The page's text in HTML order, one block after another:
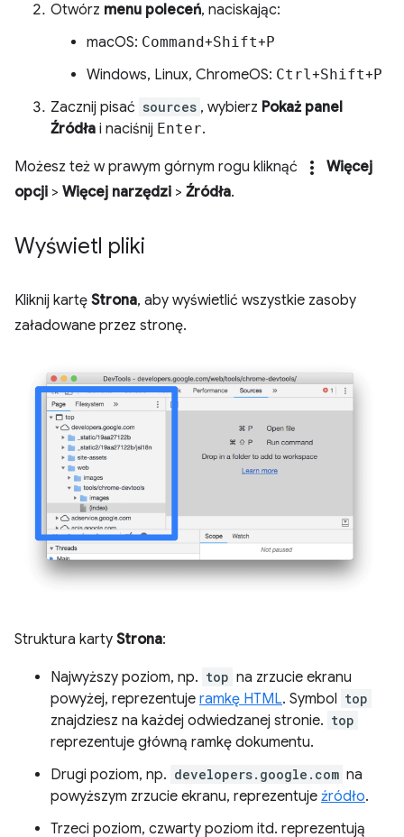
Otwórz menu poleceń, naciskając:
macOS: Command+Shift+P
Windows, Linux, ChromeOS: Ctrl+Shift+P
Zacznij pisać sources , wybierz Pokaż panel
Źródła i naciśnij Enter.
Możesz też w prawym górnym rogu kliknąć more_vert
Więcej
opcji > Więcej narzędzi > Źródła.
Wyświetl pliki
Kliknij kartę Strona, aby wyświetlić wszystkie zasoby
załadowane przez stronę.
Struktura karty Strona:
Najwyższy poziom, np. top na zrzucie ekranu
powyżej, reprezentuje ramkę HTML. Symbol top
znajdziesz na każdej odwiedzanej stronie. top
reprezentuje główną ramkę dokumentu.
Drugi poziom, np. developers.google.com na
powyższym zrzucie ekranu, reprezentuje źródło.
Trzeci poziom, czwarty poziom itd. reprezentują